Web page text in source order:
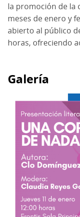
la promoción de la
meses de enero y
abierto al público
horas, ofreciendo
Galería